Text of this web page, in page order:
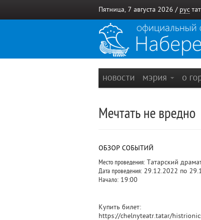
Пятница, 7 августа 2026 / рус тат
новости мэрия о
Мечтать не вредно
ОБЗОР СОБЫТИЙ
Место проведения: Татарский
Дата проведения: 29.12.2022 по
Начало: 19:00
Купить билет:
https://chelnyteatr.tatar/